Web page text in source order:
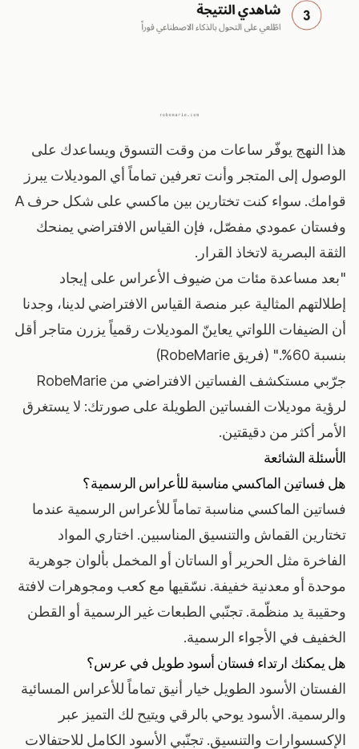
هذا النهج يوفّر ساعات من وقت التسوق ويساعدك على
الوصول إلى المتجر وأنت تعرفين تماماً أي الموديلات يبرز
قوامك. سواء كنت تختارين بين ماكسي على شكل حرف A
وفستان عمودي مفصّل، فإن القياس الافتراضي يمنحك
الثقة البصرية لاتخاذ القرار.
"بعد مساعدة مئات من ضيوف الأعراس على إيجاد
إطلالتهم المثالية عبر منصة القياس الافتراضي لدينا، وجدنا
أن الضيفات اللواتي يعاينّ الموديلات رقمياً يزرن متاجر أقل
بنسبة 60%." (فريق RobeMarie)
جرّبي مستكشف الفساتين الافتراضي من RobeMarie
لرؤية موديلات الفساتين الطويلة على صورتك: لا يستغرق
الأمر أكثر من دقيقتين.
الأسئلة الشائعة
هل فساتين الماكسي مناسبة للأعراس الرسمية؟
فساتين الماكسي مناسبة تماماً للأعراس الرسمية عندما
تختارين القماش والتنسيق المناسبين. اختاري المواد
الفاخرة مثل الحرير أو الساتان أو المخمل بألوان جوهرية
موحدة أو معدنية خفيفة. نسّقيها مع كعب ومجوهرات لافتة
وحقيبة يد منظّمة. تجنّبي الطبعات غير الرسمية أو القطن
الخفيف في الأجواء الرسمية.
هل يمكنك ارتداء فستان أسود طويل في عرس؟
الفستان الأسود الطويل خيار أنيق تماماً للأعراس المسائية
والرسمية. الأسود يوحي بالرقي ويتيح لك التميز عبر
الإكسسوارات والتنسيق. تجنّبي الأسود الكامل للاحتفالات